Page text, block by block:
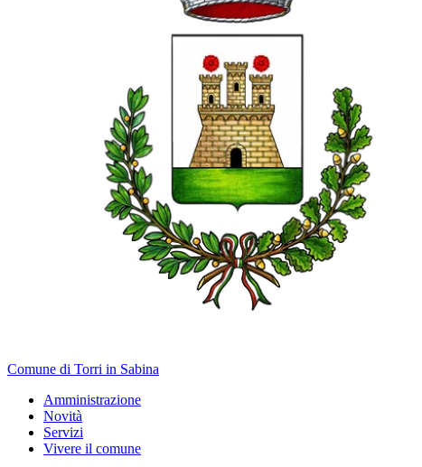
Comune di Torri in Sabina
Amministrazione
Novità
Servizi
Vivere il comune